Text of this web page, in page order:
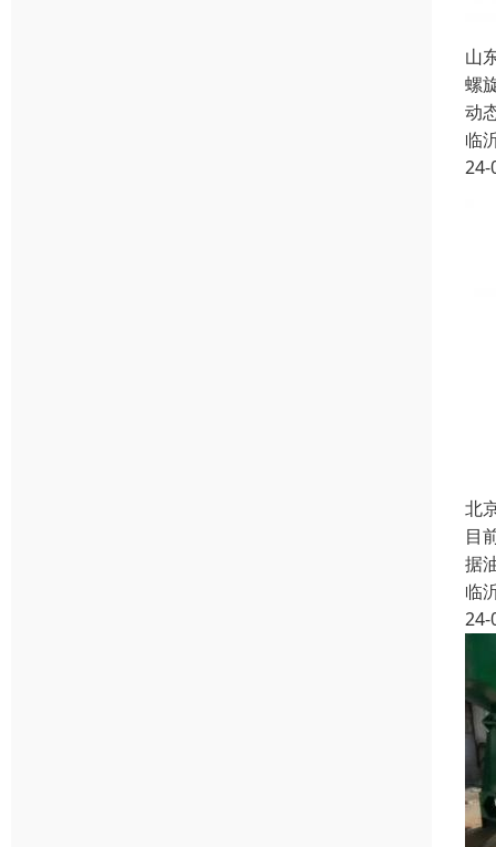
山
螺
动
临
24-
北
目
据
临
24-